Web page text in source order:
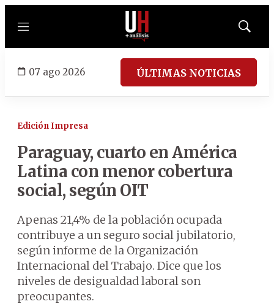
Menú
Mostrar
07 ago 2026 ÚLTIMAS NOTICIAS
Edición Impresa
Paraguay, cuarto en América
Latina con menor cobertura
social, según OIT
Apenas 21,4% de la población ocupada
contribuye a un seguro social jubilatorio,
según informe de la Organización
Internacional del Trabajo. Dice que los
niveles de desigualdad laboral son
preocupantes.